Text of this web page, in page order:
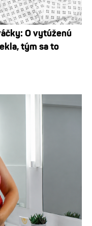
O vytúženú
tým sa to